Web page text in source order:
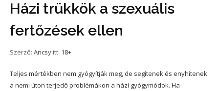
Házi trükkök a szexuális
fertőzések ellen
Szerző: Ancsy itt: 18+
Teljes mértékben nem gyógyítják meg, de segítenek és enyhítenek
a nemi úton terjedő problémákon a házi gyógymódok. Ha